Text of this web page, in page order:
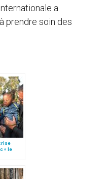
a
prendre soin des
« le